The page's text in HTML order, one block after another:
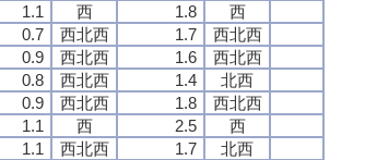
1.1 西 1.8
西
0.7 西北西 1.7
西北西
0.9 西北西 1.6
西北西
0.8 西北西 1.4
北西
0.9 西北西 1.8
西北西
1.1 西 2.5
西
1.1 西北西 1.7
北西